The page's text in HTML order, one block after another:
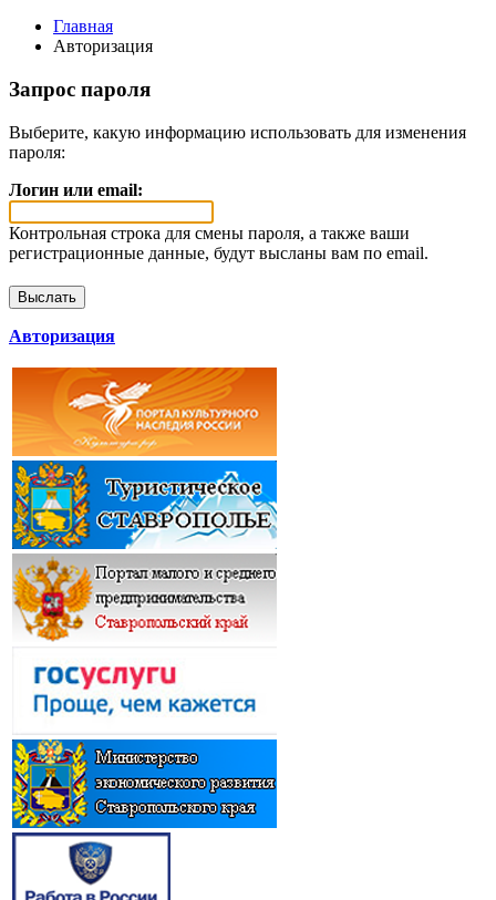
Главная
Авторизация
Запрос пароля
Выберите, какую информацию использовать для изменения
пароля:
Логин или email:
Контрольная строка для смены пароля, а также ваши
регистрационные данные, будут высланы вам по email.
Авторизация